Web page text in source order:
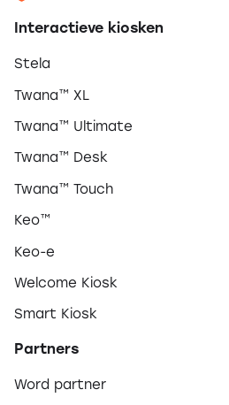
Interactieve kiosken
Stela
Twana™ XL
Twana™ Ultimate
Twana™ Desk
Twana™ Touch
Keo™
Keo-e
Welcome Kiosk
Smart Kiosk
Partners
Word partner